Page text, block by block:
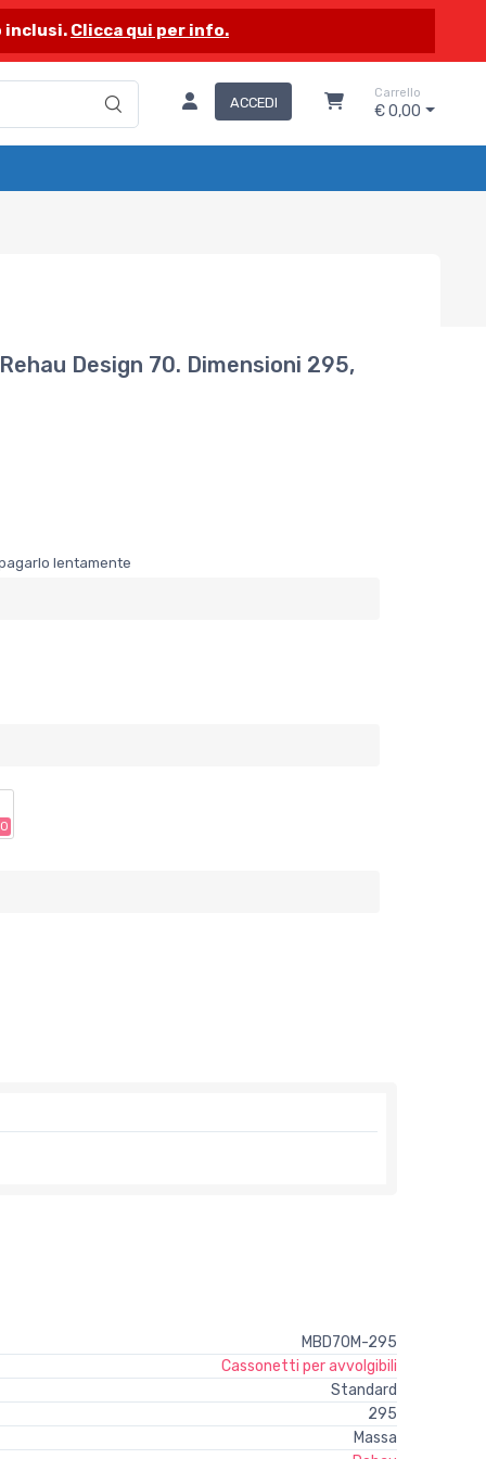
inclusi. Clicca qui per info.
ACCEDI
Carrello
€ 0,00
Design 70. Dimensioni 295,
lentamente
MBD70M-295
Cassonetti per avvolgibili
Standard
295
Massa